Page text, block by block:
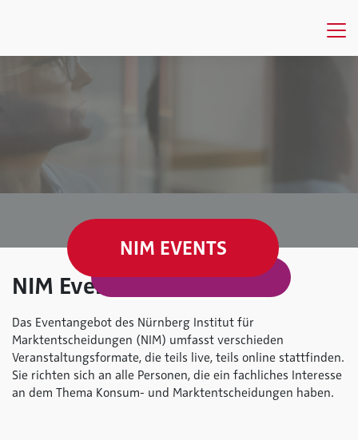
NIM EVENTS
NIM Events
Das Eventangebot des Nürnberg Institut für
Marktentscheidungen (NIM) umfasst verschieden
Veranstaltungsformate, die teils live, teils online stattfinden.
Sie richten sich an alle Personen, die ein fachliches Interesse
an dem Thema Konsum- und Marktentscheidungen haben.